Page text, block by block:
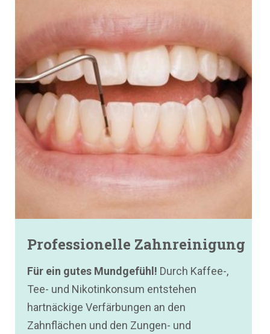
Professionelle Zahnreinigung
Für ein gutes Mundgefühl! Durch Kaffee-,
Tee- und Nikotinkonsum entstehen
hartnäckige Verfärbungen an den
Zahnflächen und den Zungen- und